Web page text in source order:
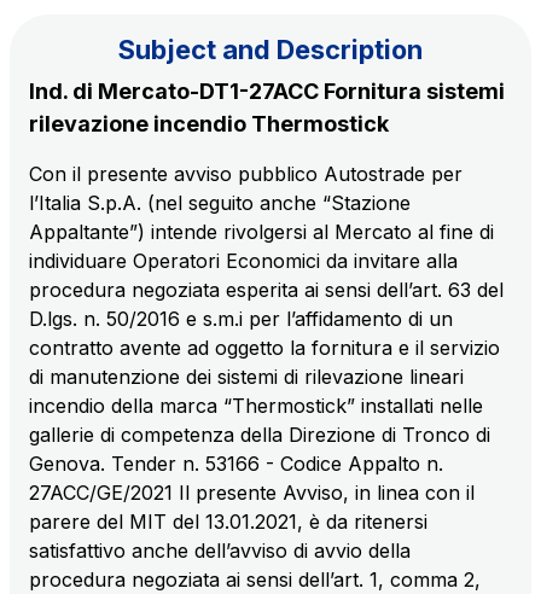
The Group
The technology operator for the integration of
Intelligent Transport Systems solutions
Tecne
Autostrade per l'Italia Group's engineering company
Amplia
Italy's leading company in the construction of
complex infrastructures
Elgea
Production and sale of energy from renewable
sources
Discover our App
Scan the QR Code with your mobile phone's
camera to download the App
Find out more
Subject and Description
Ind. di Mercato-DT1-27ACC Fornitura sistemi
rilevazione incendio Thermostick
Con il presente avviso pubblico Autostrade per
l’Italia S.p.A. (nel seguito anche “Stazione
Appaltante”) intende rivolgersi al Mercato al fine di
individuare Operatori Economici da invitare alla
procedura negoziata esperita ai sensi dell’art. 63 del
D.lgs. n. 50/2016 e s.m.i per l’affidamento di un
contratto avente ad oggetto la fornitura e il servizio
di manutenzione dei sistemi di rilevazione lineari
incendio della marca “Thermostick” installati nelle
gallerie di competenza della Direzione di Tronco di
Genova. Tender n. 53166 - Codice Appalto n.
27ACC/GE/2021 Il presente Avviso, in linea con il
parere del MIT del 13.01.2021, è da ritenersi
satisfattivo anche dell’avviso di avvio della
procedura negoziata ai sensi dell’art. 1, comma 2,